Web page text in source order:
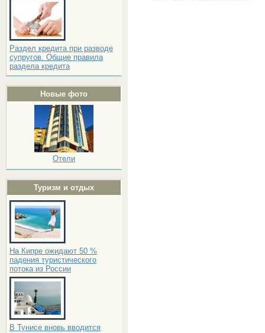
Раздел кредита при разводе
супругов. Общие правила
раздела кредита
Новые фото
Отели
Туризм и отдых
На Кипре ожидают 50 %
падения туристического
потока из России
В Тунисе вновь вводится